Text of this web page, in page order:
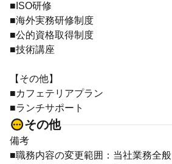
■ISO研修
■海外実務研修制度
■公的資格取得制度
■技術講座
【その他】
■カフェテリアプラン
■ランチサポート
その他
備考
■職務内容の変更範囲：当社業務全般